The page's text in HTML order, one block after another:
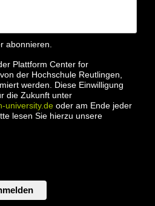
abonnieren.
Plattform Center for
der Hochschule Reutlingen,
werden. Diese Einwilligung
die Zukunft unter
university.de oder am Ende jeder
lesen Sie hierzu unsere